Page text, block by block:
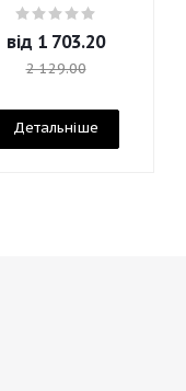
від 1 703.20
2 129.00
Детальніше